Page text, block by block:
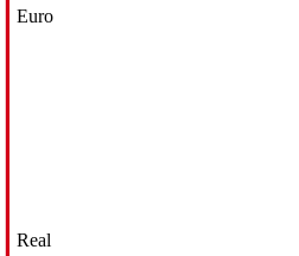
Euro
Real